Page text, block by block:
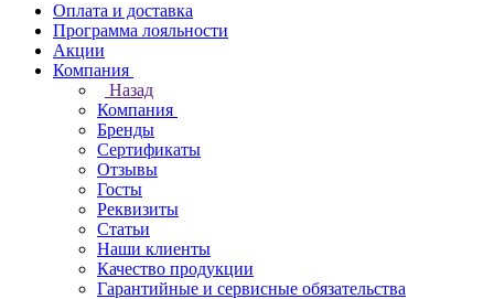
Оплата и доставка
Программа лояльности
Акции
Компания
Назад
Компания
Бренды
Сертификаты
Отзывы
Госты
Реквизиты
Статьи
Наши клиенты
Качество продукции
Гарантийные и сервисные обязательства